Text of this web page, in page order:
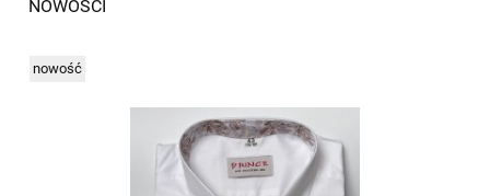
NOWOŚCI
nowość